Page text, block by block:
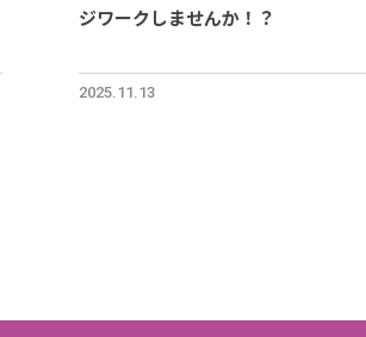
ジワークしませんか！？
2025.11.13